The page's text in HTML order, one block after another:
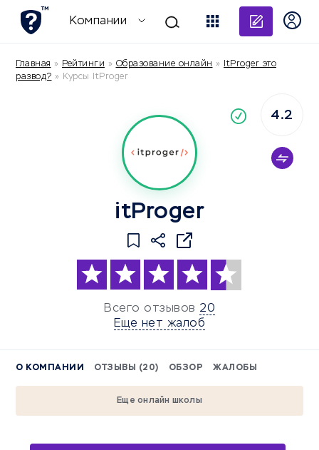
Компании
Главная » Рейтинги » Образование онлайн »
ItProger это
развод? » Курсы ItProger
itProger
Всего отзывов 20
Еще нет жалоб
4.2
О КОМПАНИИ ОТЗЫВЫ (20) ОБЗОР ЖАЛОБЫ
Еще онлайн школы